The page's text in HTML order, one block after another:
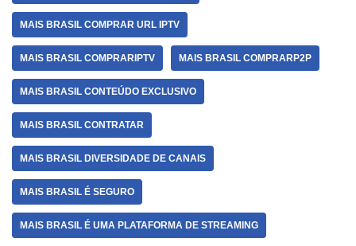
MAIS BRASIL COMPRAR URL IPTV
MAIS BRASIL COMPRARIPTV MAIS BRASIL COMPRARP2P
MAIS BRASIL CONTEÚDO EXCLUSIVO
MAIS BRASIL CONTRATAR
MAIS BRASIL DIVERSIDADE DE CANAIS
MAIS BRASIL É SEGURO
MAIS BRASIL É UMA PLATAFORMA DE STREAMING